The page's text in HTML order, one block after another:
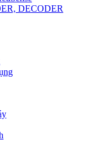
DECODER